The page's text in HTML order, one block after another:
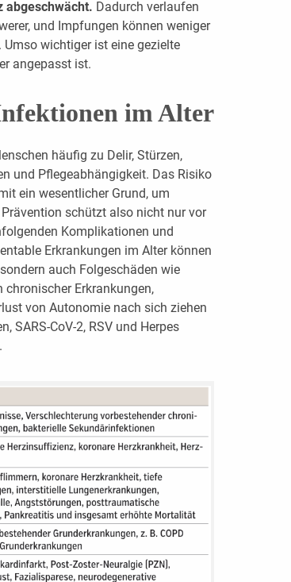
abgeschwächt. Dadurch verlaufen
und Impfungen können weniger
wichtiger ist eine gezielte
angepasst ist.
im Alter
häufig zu Delir, Stürzen,
und Pflegeabhängigkeit. Das Risiko
ein wesentlicher Grund, um
schützt also nicht nur vor
Komplikationen und
Erkrankungen im Alter können
auch Folgeschäden wie
chronischer Erkrankungen,
von Autonomie nach sich ziehen
SARS-CoV-2, RSV und Herpes